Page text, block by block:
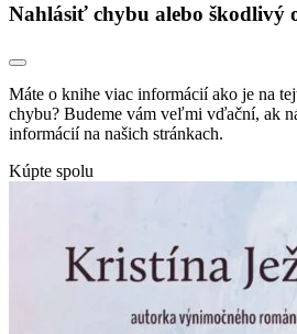
Nahlásiť chybu alebo škodlivý
Máte o knihe viac informácií ako je na
chybu? Budeme vám veľmi vďační, ak
informácií na našich stránkach.
Kúpte spolu